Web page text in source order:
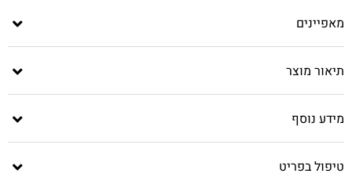
מאפיינים
תיאור מוצר
מידע נוסף
טיפול בפריט